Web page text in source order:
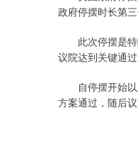
政府停摆时长第三
此次停摆是特
议院达到关键通过
自停摆开始以
方案通过，随后